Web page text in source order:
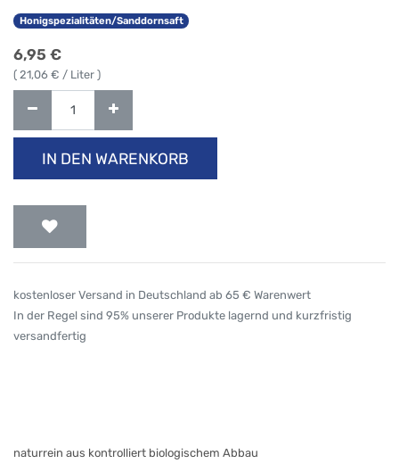
Honigspezialitäten/Sanddornsaft
6,95 €
( 21,06 € / Liter )
IN DEN WARENKORB
kostenloser Versand in Deutschland ab 65 € Warenwert
In der Regel sind 95% unserer Produkte lagernd und kurzfristig
versandfertig
naturrein aus kontrolliert biologischem Abbau